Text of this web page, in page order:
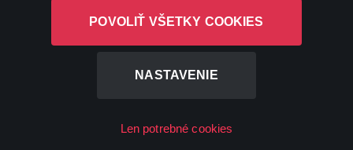
POVOLIŤ VŠETKY COOKIES
NASTAVENIE
Len potrebné cookies
Canal+ Luxembourg S. à r.l. so sídlom Rue Albert Borschette 4,